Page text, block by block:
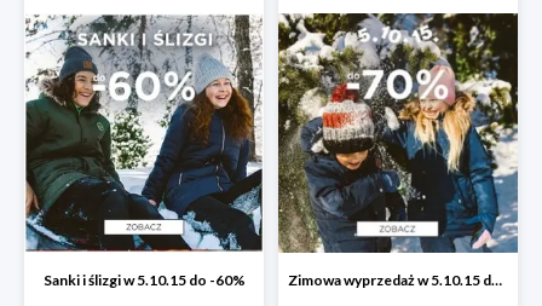
Sanki i ślizgi w 5.10.15 do -60% Zimowa wyprzedaż w 5.10.15 do -70%